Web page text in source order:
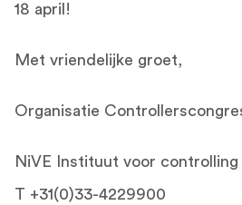
18 april!
Met vriendelijke groet,
Organisatie
NiVE Instituut voor controlling
T +31(0)33-4229900